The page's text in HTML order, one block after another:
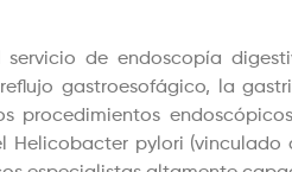
servicio de endoscopía
gastroesofágico, la
procedimientos
Helicobacter pylori